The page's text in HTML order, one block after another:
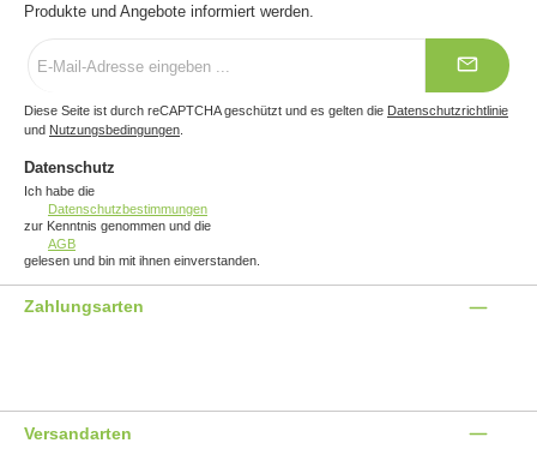
Produkte und Angebote informiert werden.
Mail-
Diese Seite ist durch reCAPTCHA geschützt und es gelten die Datenschutzrichtlinie
und Nutzungsbedingungen
Datenschutz
Ich habe die
Datenschutzbestimmungen
zur Kenntnis genommen und die
AGB
gelesen und bin mit ihnen einverstanden.
Zahlungsarten
Versandarten